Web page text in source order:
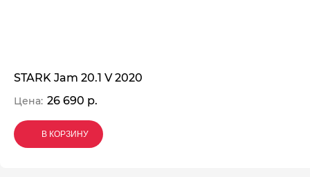
STARK Jam 20.1 V 2020
Цена: 26 690 р.
В КОРЗИНУ
В КОРЗИНУ
В КОРЗИНУ